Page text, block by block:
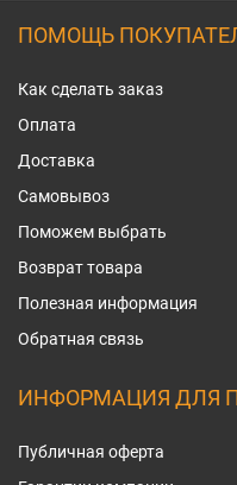
ПОМОЩЬ
Как сделать заказ
Оплата
Доставка
Самовывоз
Поможем выбрать
Возврат товара
Полезная информация
Обратная связь
ИНФОРМАЦИЯ ДЛЯ
Публичная оферта